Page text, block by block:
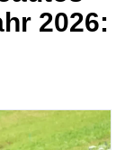
2026: